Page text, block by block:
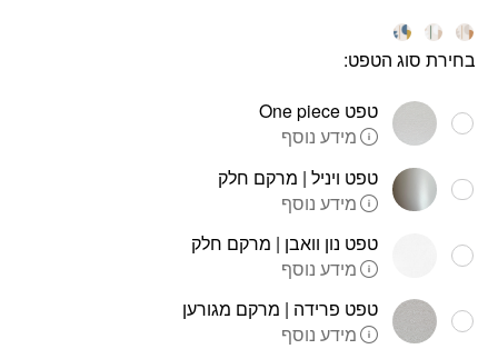
בחירת סוג הטפט:
טפט One piece
מידע נוסף
טפט ויניל | מרקם חלק
מידע נוסף
טפט נון וואבן | מרקם חלק
מידע נוסף
טפט פרידה | מרקם מגורען
מידע נוסף